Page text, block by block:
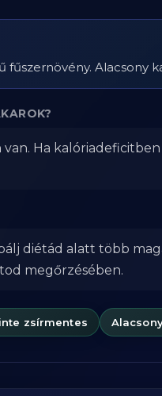
fűszernövény. Alacsony
van. Ha
diétád alatt több
megőrzésében.
zsírmentes